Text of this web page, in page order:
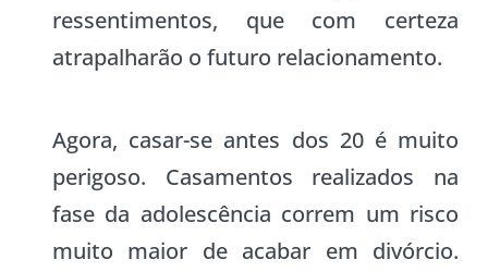
ressentimentos, que com certeza
atrapalharão o futuro relacionamento.
Agora, casar-se antes dos 20 é muito
perigoso. Casamentos realizados na
fase da adolescência correm um risco
muito maior de acabar em divórcio.